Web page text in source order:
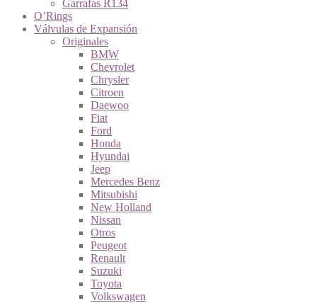
Garrafas R134
O’Rings
Válvulas de Expansión
Originales
BMW
Chevrolet
Chrysler
Citroen
Daewoo
Fiat
Ford
Honda
Hyundai
Jeep
Mercedes Benz
Mitsubishi
New Holland
Nissan
Otros
Peugeot
Renault
Suzuki
Toyota
Volkswagen